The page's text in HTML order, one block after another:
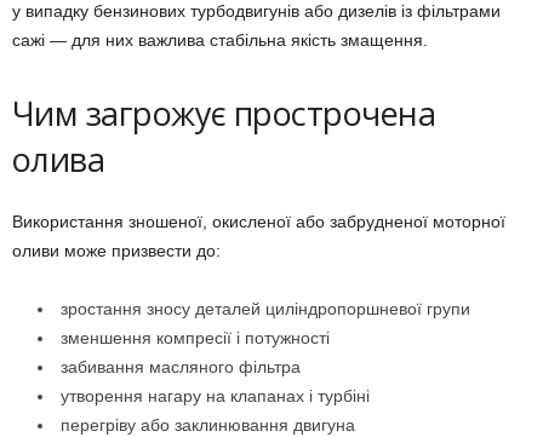
у випадку бензинових турбодвигунів або дизелів із фільтрами
сажі — для них важлива стабільна якість змащення.
Чим загрожує прострочена
олива
Використання зношеної, окисленої або забрудненої моторної
оливи може призвести до:
зростання зносу деталей циліндропоршневої групи
зменшення компресії і потужності
забивання масляного фільтра
утворення нагару на клапанах і турбіні
перегріву або заклинювання двигуна